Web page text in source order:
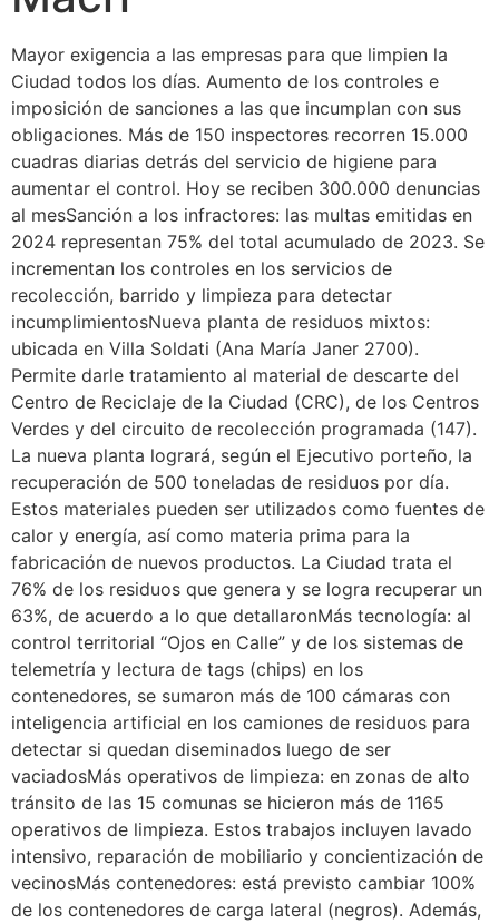
Mayor exigencia a las empresas para que limpien la
Ciudad todos los días. Aumento de los controles e
imposición de sanciones a las que incumplan con sus
obligaciones. Más de 150 inspectores recorren 15.000
cuadras diarias detrás del servicio de higiene para
aumentar el control. Hoy se reciben 300.000 denuncias
al mesSanción a los infractores: las multas emitidas en
2024 representan 75% del total acumulado de 2023. Se
incrementan los controles en los servicios de
recolección, barrido y limpieza para detectar
incumplimientosNueva planta de residuos mixtos:
ubicada en Villa Soldati (Ana María Janer 2700).
Permite darle tratamiento al material de descarte del
Centro de Reciclaje de la Ciudad (CRC), de los Centros
Verdes y del circuito de recolección programada (147).
La nueva planta logrará, según el Ejecutivo porteño, la
recuperación de 500 toneladas de residuos por día.
Estos materiales pueden ser utilizados como fuentes de
calor y energía, así como materia prima para la
fabricación de nuevos productos. La Ciudad trata el
76% de los residuos que genera y se logra recuperar un
63%, de acuerdo a lo que detallaronMás tecnología: al
control territorial “Ojos en Calle” y de los sistemas de
telemetría y lectura de tags (chips) en los
contenedores, se sumaron más de 100 cámaras con
inteligencia artificial en los camiones de residuos para
detectar si quedan diseminados luego de ser
vaciadosMás operativos de limpieza: en zonas de alto
tránsito de las 15 comunas se hicieron más de 1165
operativos de limpieza. Estos trabajos incluyen lavado
intensivo, reparación de mobiliario y concientización de
vecinosMás contenedores: está previsto cambiar 100%
de los contenedores de carga lateral (negros). Además,